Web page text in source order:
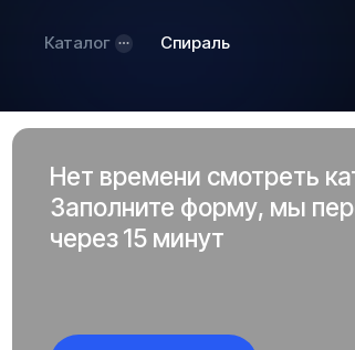
Каталог Спираль
Нет времени смотреть
Заполните форму, мы
через 15 минут